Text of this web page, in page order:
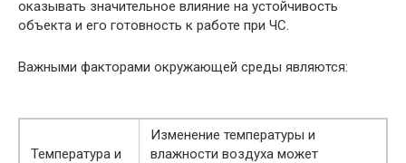
оказывать значительное влияние на устойчивость
объекта и его готовность к работе при ЧС.
Важными факторами окружающей среды являются:
Температура и
Изменение температуры и
влажности воздуха может